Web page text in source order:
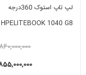
لپ تاپ استوک 360درجه
HPELITEBOOK 1040 G8
i5(11)-16GB-256SSD-
855,000,000